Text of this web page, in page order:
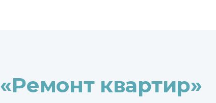
«Ремонт квартир»